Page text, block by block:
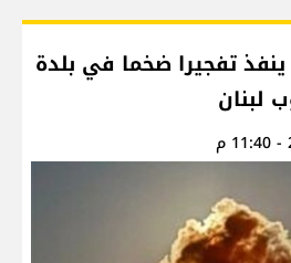
تفجيرا ضخما في بلدة
لبنان